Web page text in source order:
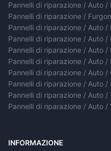
Pannelli di riparazione / Auto /
Pannelli di riparazione /
Pannelli di riparazione / Auto /
Pannelli di riparazione / Auto /
Pannelli di riparazione / Auto /
Pannelli di riparazione / Auto /
Pannelli di riparazione / Auto /
Pannelli di riparazione / Auto /
Pannelli di riparazione / Auto /
Pannelli di riparazione / Auto /
INFORMAZIONE